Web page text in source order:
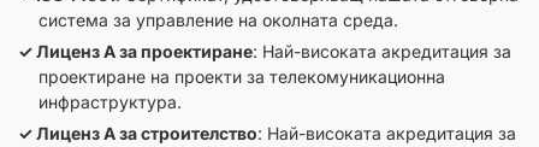
система за управление на околната среда.
Лиценз А за проектиране: Най-високата акредитация за
проектиране на проекти за телекомуникационна
инфраструктура.
Лиценз А за строителство: Най-високата акредитация за